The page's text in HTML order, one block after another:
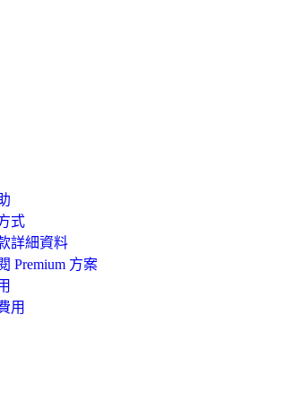
式
詳細資料
Premium 方案
用